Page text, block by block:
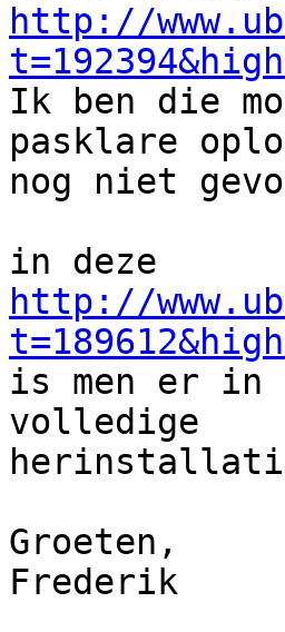
http://
Ik ben die
pasklare
nog niet
http://
is men er in
volledige
Groeten,
Frederik